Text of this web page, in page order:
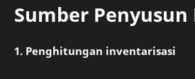
Sumber Penyusun
1. Penghitungan inventarisasi